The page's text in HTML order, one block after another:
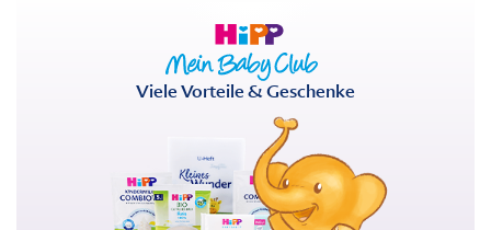
Viele Vorteile & Geschenke